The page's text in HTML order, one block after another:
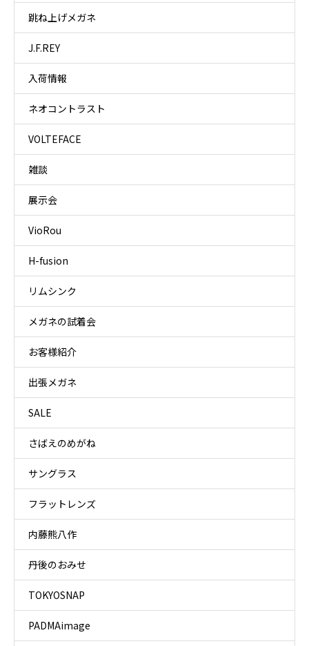
跳ね上げメガネ
J.F.REY
入荷情報
ネオコントラスト
VOLTEFACE
雑談
展示会
VioRou
H-fusion
リムシンク
メガネの試着会
お客様紹介
出張メガネ
SALE
さばえのめがね
サングラス
フラットレンズ
内藤熊八作
丹後のおみせ
TOKYOSNAP
PADMAimage